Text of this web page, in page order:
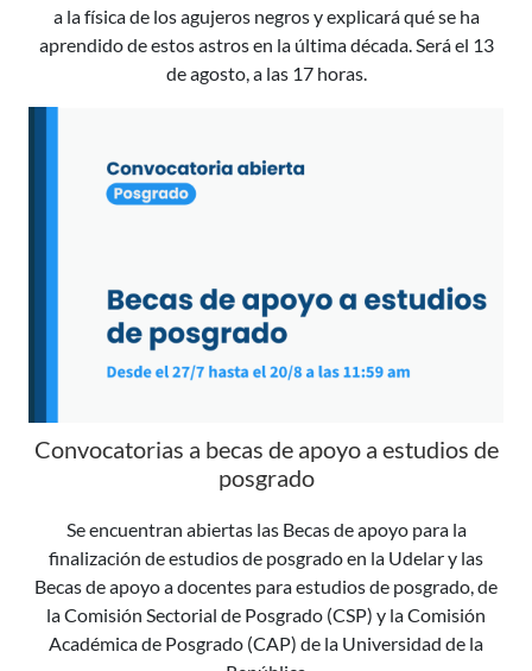
a la física de los agujeros negros y explicará qué se ha
aprendido de estos astros en la última década. Será el 13
de agosto, a las 17 horas.
Convocatorias a becas de apoyo a estudios de
posgrado
Se encuentran abiertas las Becas de apoyo para la
finalización de estudios de posgrado en la Udelar y las
Becas de apoyo a docentes para estudios de posgrado, de
la Comisión Sectorial de Posgrado (CSP) y la Comisión
Académica de Posgrado (CAP) de la Universidad de la